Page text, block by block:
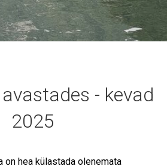
- kevad
2025
on hea külastada olenemata